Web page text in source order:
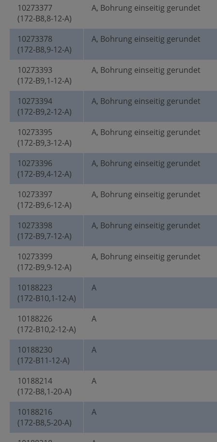
10273377
(172-B8,8-12-A)
A, Bohrung einseitig gerundet
10273378
(172-B8,9-12-A)
A, Bohrung einseitig gerundet
10273393
(172-B9,1-12-A)
A, Bohrung einseitig gerundet
10273394
(172-B9,2-12-A)
A, Bohrung einseitig gerundet
10273395
(172-B9,3-12-A)
A, Bohrung einseitig gerundet
10273396
(172-B9,4-12-A)
A, Bohrung einseitig gerundet
10273397
(172-B9,6-12-A)
A, Bohrung einseitig gerundet
10273398
(172-B9,7-12-A)
A, Bohrung einseitig gerundet
10273399
(172-B9,9-12-A)
A, Bohrung einseitig gerundet
10188223
(172-B10,1-12-A)
A
10188226
(172-B10,2-12-A)
A
10188230
(172-B11-12-A)
A
10188214
(172-B8,1-20-A)
A
10188216
(172-B8,5-20-A)
A